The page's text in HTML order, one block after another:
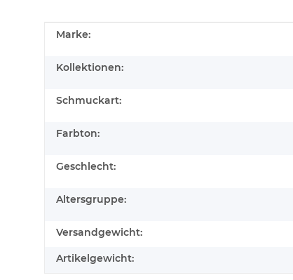
Produkteigenschaft
Wert
Marke:
Kollektionen:
Schmuckart:
Farbton:
Geschlecht:
Altersgruppe:
Versandgewicht:
Artikelgewicht: